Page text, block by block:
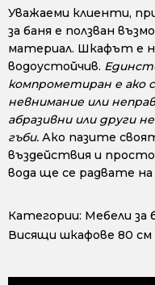
Уважаеми клиенти,
за баня е ползван
материал. Шкафът е
водоустойчив.
компрометиран е ако
невнимание или
абразивни или други
гъби. Ако пазите
въздействия и
вода ще се радвате
Категории: Мебели за
Висящи шкафове 80 см